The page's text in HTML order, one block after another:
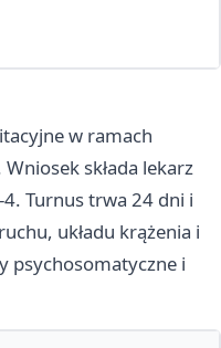
w ramach
składa lekarz
Turnus trwa 24 dni i
układu krążenia i
psychosomatyczne i